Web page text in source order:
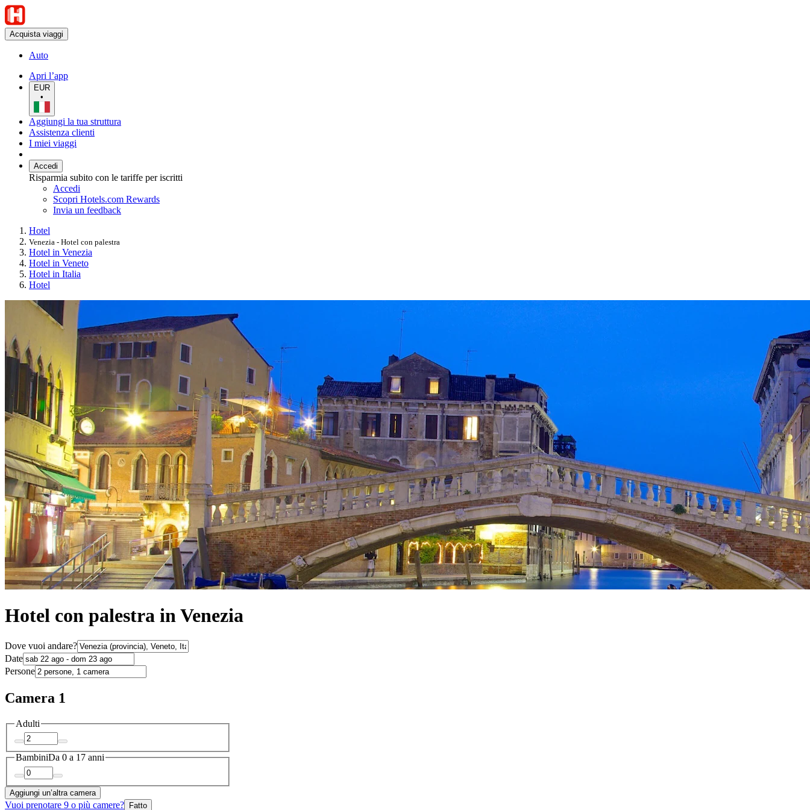
Acquista viaggi
Auto
Apri l’app
EUR
•
Aggiungi la tua struttura
Assistenza clienti
I miei viaggi
Accedi
Risparmia subito con le tariffe per iscritti
Accedi
Scopri Hotels.com Rewards
Invia un feedback
Hotel
Venezia - Hotel con palestra
Hotel in Venezia
Hotel in Veneto
Hotel in Italia
Hotel
Hotel con palestra in Venezia
Dove vuoi andare?
Date
Persone
Camera 1
Adulti
BambiniDa 0 a 17 anni
Aggiungi un’altra camera
Vuoi prenotare 9 o più camere? Fatto